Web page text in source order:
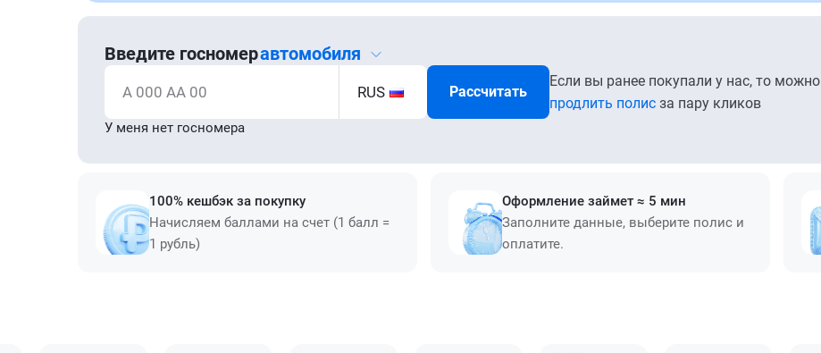
Введите госномеравтомобиля
А 000 АА 00 RUS Рассчитать
Если вы ранее покупали у нас, то можно
продлить полис за пару кликов
У меня нет госномера
100% кешбэк за покупку
Начисляем баллами на счет (1 балл =
1 рубль)
Оформление займет ≈ 5 мин
Заполните данные, выберите полис и
оплатите.